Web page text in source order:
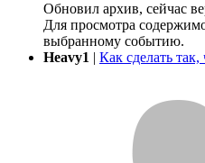
Обновил архив, сейчас
Для просмотра
выбранному событию.
Heavy1 | Как сделать